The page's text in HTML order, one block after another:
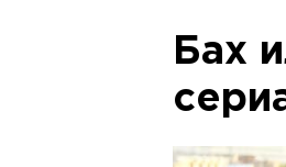
Бах